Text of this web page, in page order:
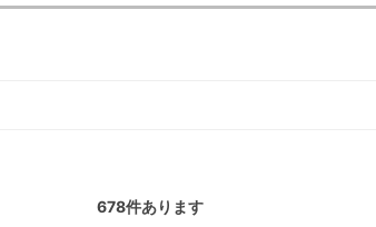
678件あります